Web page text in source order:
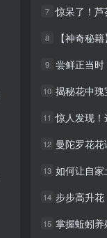
7 惊呆了！芦
8 【神奇秘
9 尝鲜正当时
10 揭秘花中瑰
11 惊人发现
12 曼陀罗花
13 如何让自家土地
14 步步高升花
15 掌握蚯蚓
7 惊呆了！芦
8 【神奇秘
9 尝鲜正当时
10 揭秘花中瑰
11 惊人发现
12 曼陀罗花
13 如何让自家土地
14 步步高升花
15 掌握蚯蚓